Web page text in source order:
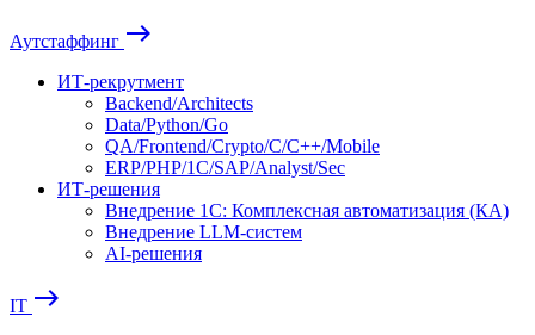
Аутстаффинг east
ИТ-рекрутмент
Backend/Architects
Data/Python/Go
QA/Frontend/Crypto/C/C++/Mobile
ERP/PHP/1C/SAP/Analyst/Sec
ИТ-решения
Внедрение 1С: Комплексная автоматизация (КА)
Внедрение LLM-систем
AI-решения
IT east